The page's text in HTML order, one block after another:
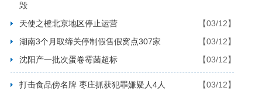
毁
天使之橙北京地区停止运营
【03/12】
湖南3个月取缔关停制假售假窝点307家
【03/12】
沈阳产一批次蛋卷霉菌超标
【03/12】
打击食品傍名牌 枣庄抓获犯罪嫌疑人4人
【03/12】